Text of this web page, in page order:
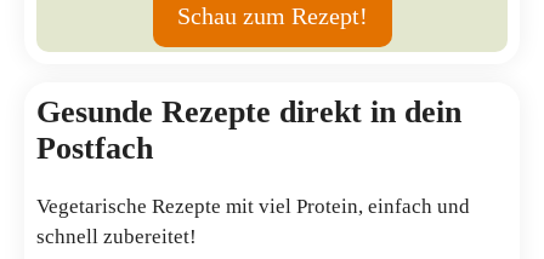
Schau zum Rezept!
Gesunde Rezepte direkt in dein
Postfach
Vegetarische Rezepte mit viel Protein, einfach und
schnell zubereitet!